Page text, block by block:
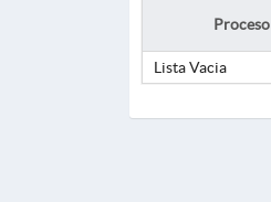
Proceso
Lista Vacia